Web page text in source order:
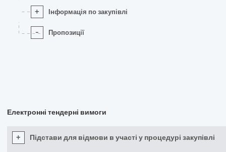
+ Інформація по закупівлі
- Пропозиції
Електронні тендерні вимоги
+ Підстави для відмови в участі у процедурі закупівлі